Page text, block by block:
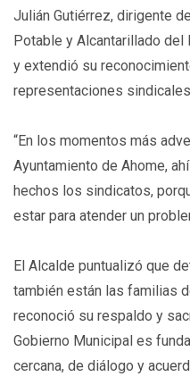
Julián Gutiérrez, dirigente
Potable y Alcantarillado del
y extendió su
representaciones
“En los momentos más
Ayuntamiento de Ahome,
hechos los sindicatos,
estar para atender un
El Alcalde puntualizó que
también están las familias
reconoció su respaldo y
Gobierno Municipal es
cercana, de diálogo y